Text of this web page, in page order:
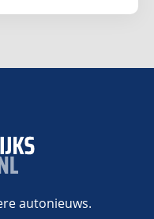
autonieuws.